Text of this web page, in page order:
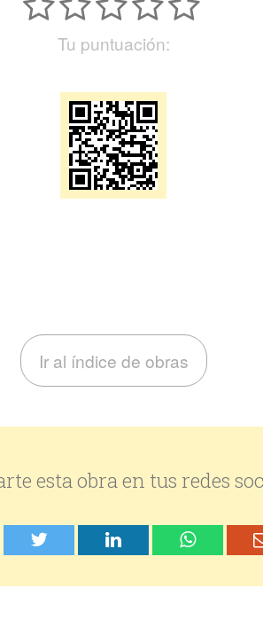
Tu puntuación:
Ir al índice de obras
esta obra en tus redes